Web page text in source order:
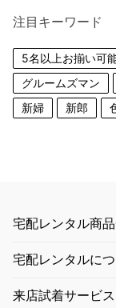
象:
注目キーワード
5名以上お揃い可
グルームズマン
新婦
新郎
宅配レンタル商
宅配レンタルに
来店試着サービス